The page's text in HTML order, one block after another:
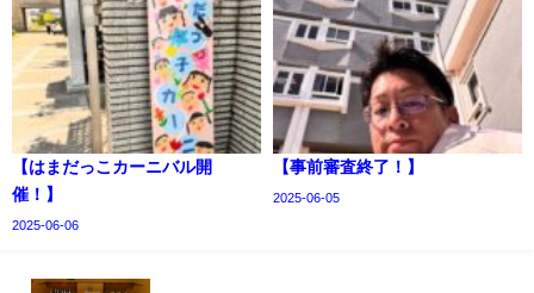
【はまだっこカーニバル開
催！】
2025-06-06
【事前審査終了！】
2025-06-05